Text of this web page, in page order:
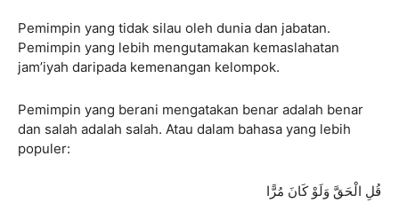
Pemimpin yang tidak silau oleh dunia dan jabatan.
Pemimpin yang lebih mengutamakan kemaslahatan
jam’iyah daripada kemenangan kelompok.
Pemimpin yang berani mengatakan benar adalah benar
dan salah adalah salah. Atau dalam bahasa yang lebih
populer:
قُلِ الْحَقَّ وَلَوْ كَانَ مُرًّا